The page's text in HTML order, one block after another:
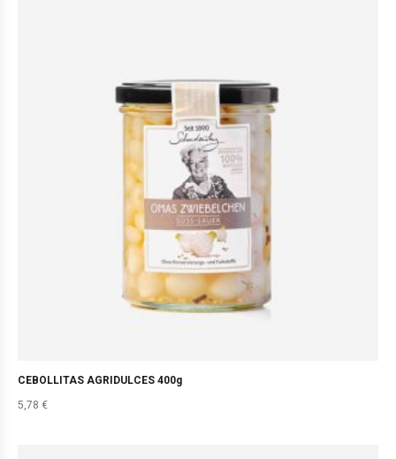
CEBOLLITAS AGRIDULCES 400g
5,78 €